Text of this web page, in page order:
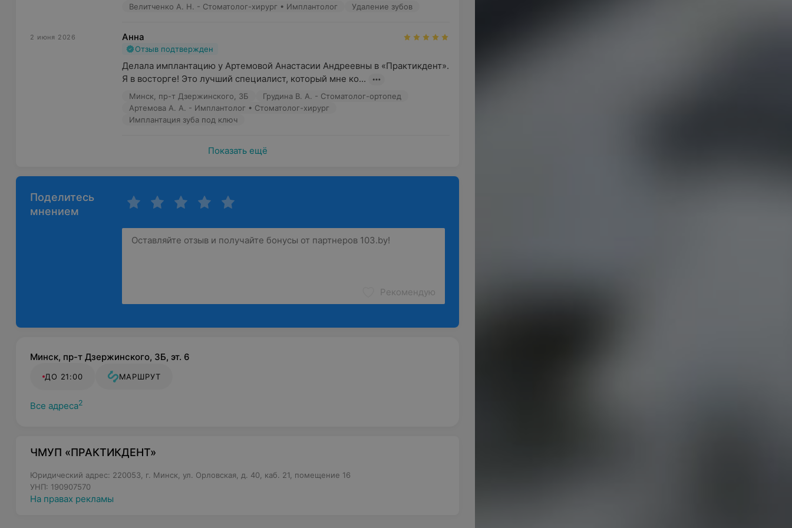
Прием пациентов ведется в удобное для них время по предварительной записи.
Врачи контролируют состояние здоровья пациента на каждом этапе лечения, протезирования,
имплантации или исправления прикуса, чтобы добиться желаемого результата.
Обращаем ваше внимание, что обязательна консультация специалиста:
рекламируемые медицинские услуги могут иметь противопоказания и
побочные реакции.
Велитченко А. Н. - Стоматолог-хирург • Имплантолог
Удаление зубов
2 июня 2026 Анна
Отзыв подтвержден
Делала имплантацию у Артемовой Анастасии Андреевны в «Практикдент».
Я в восторге! Это лучший специалист, который мне ко...
Минск, пр-т Дзержинского, 3Б
Грудина В. А. - Стоматолог-ортопед
Артемова А. А. - Имплантолог • Стоматолог-хирург
Имплантация зуба под ключ
Показать ещё
Поделитесь
мнением
Рекомендую
Минск, пр-т Дзержинского, 3Б, эт. 6
ДО 21:00 МАРШРУТ
Все адреса2
ЧМУП «ПРАКТИКДЕНТ»
Юридический адрес: 220053, г. Минск, ул. Орловская, д. 40, каб. 21, помещение 16
УНП: 190907570
На правах рекламы